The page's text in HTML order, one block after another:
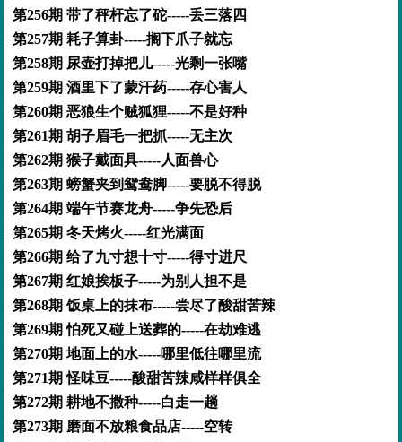
第256期 带了秤杆忘了砣-----丢三落四
第257期 耗子算卦-----搁下爪子就忘
第258期 尿壶打掉把儿-----光剩一张嘴
第259期 酒里下了蒙汗药-----存心害人
第260期 恶狼生个贼狐狸-----不是好种
第261期 胡子眉毛一把抓-----无主次
第262期 猴子戴面具-----人面兽心
第263期 螃蟹夹到鸳鸯脚-----要脱不得脱
第264期 端午节赛龙舟-----争先恐后
第265期 冬天烤火-----红光满面
第266期 给了九寸想十寸-----得寸进尺
第267期 红娘挨板子-----为别人担不是
第268期 饭桌上的抹布-----尝尽了酸甜苦辣
第269期 怕死又碰上送葬的-----在劫难逃
第270期 地面上的水-----哪里低往哪里流
第271期 怪味豆-----酸甜苦辣咸样样俱全
第272期 耕地不撒种-----白走一趟
第273期 磨面不放粮食品店-----空转